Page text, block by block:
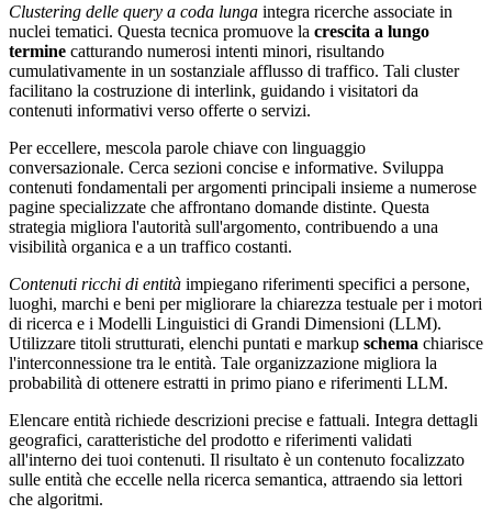
Clustering delle query a coda lunga integra ricerche associate in
nuclei tematici. Questa tecnica promuove la crescita a lungo
termine catturando numerosi intenti minori, risultando
cumulativamente in un sostanziale afflusso di traffico. Tali cluster
facilitano la costruzione di interlink, guidando i visitatori da
contenuti informativi verso offerte o servizi.
Per eccellere, mescola parole chiave con linguaggio
conversazionale. Cerca sezioni concise e informative. Sviluppa
contenuti fondamentali per argomenti principali insieme a numerose
pagine specializzate che affrontano domande distinte. Questa
strategia migliora l'autorità sull'argomento, contribuendo a una
visibilità organica e a un traffico costanti.
Contenuti ricchi di entità impiegano riferimenti specifici a persone,
luoghi, marchi e beni per migliorare la chiarezza testuale per i motori
di ricerca e i Modelli Linguistici di Grandi Dimensioni (LLM).
Utilizzare titoli strutturati, elenchi puntati e markup schema chiarisce
l'interconnessione tra le entità. Tale organizzazione migliora la
probabilità di ottenere estratti in primo piano e riferimenti LLM.
Elencare entità richiede descrizioni precise e fattuali. Integra dettagli
geografici, caratteristiche del prodotto e riferimenti validati
all'interno dei tuoi contenuti. Il risultato è un contenuto focalizzato
sulle entità che eccelle nella ricerca semantica, attraendo sia lettori
che algoritmi.